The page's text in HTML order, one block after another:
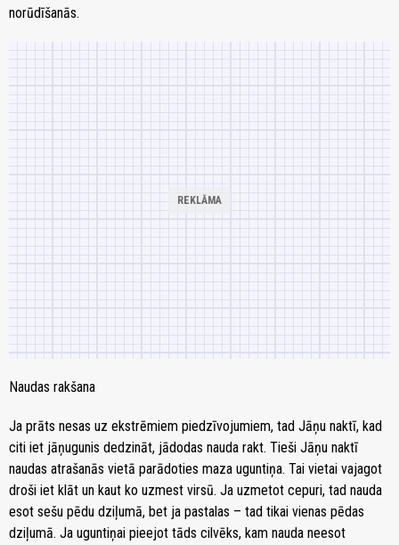
norūdīšanās.
Naudas rakšana
Ja prāts nesas uz ekstrēmiem piedzīvojumiem, tad Jāņu naktī, kad
citi iet jāņugunis dedzināt, jādodas nauda rakt. Tieši Jāņu naktī
naudas atrašanās vietā parādoties maza uguntiņa. Tai vietai vajagot
droši iet klāt un kaut ko uzmest virsū. Ja uzmetot cepuri, tad nauda
esot sešu pēdu dziļumā, bet ja pastalas – tad tikai vienas pēdas
dziļumā. Ja uguntiņai pieejot tāds cilvēks, kam nauda neesot